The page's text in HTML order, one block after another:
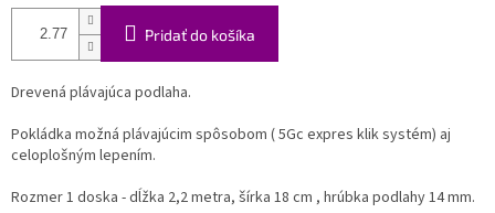
Pridať do košíka
Drevená plávajúca podlaha.
Pokládka možná plávajúcim spôsobom ( 5Gc expres klik systém) aj
celoplošným lepením.
Rozmer 1 doska - dĺžka 2,2 metra, šírka 18 cm , hrúbka podlahy 14 mm.